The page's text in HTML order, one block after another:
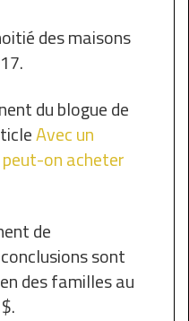
des maisons
du blogue de
Avec un
on acheter
de
sont
des familles au